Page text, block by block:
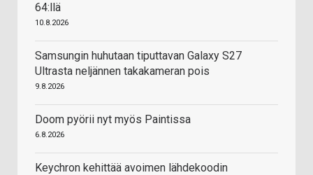
64:llä
10.8.2026
Samsungin huhutaan tiputtavan Galaxy S27
Ultrasta neljännen takakameran pois
9.8.2026
Doom pyörii nyt myös Paintissa
6.8.2026
Keychron kehittää avoimen lähdekoodin